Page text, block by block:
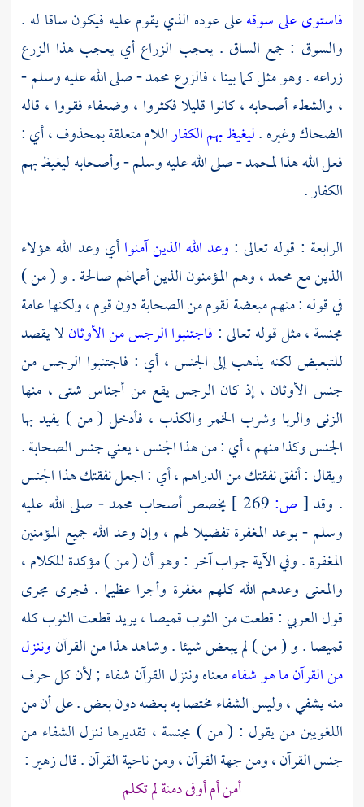
فاستوى على سوقهعلى عوده الذي يقوم عليه فيكون ساقا له .
والسوق : جمع الساق . يعجب الزراع أي يعجب هذا الزرع
زراعه . وهو مثل كما بينا ، فالزرعمحمد- صلى الله عليه وسلم -
، والشطء أصحابه ، كانوا قليلا فكثروا ، وضعفاء فقووا ، قاله
الضحاكوغيره .ليغيظ بهم الكفاراللام متعلقة بمحذوف ، أي :
فعل الله هذالمحمد- صلى الله عليه وسلم - وأصحابه ليغيظ بهم
الكفار .
الرابعة : قوله تعالى : وعد الله الذين آمنواأي وعد الله هؤلاء
الذين معمحمد، وهم المؤمنون الذين أعمالهم صالحة . و ( من )
في قوله : منهم مبعضة لقوم من الصحابة دون قوم ، ولكنها عامة
مجنسة ، مثل قوله تعالى : فاجتنبوا الرجس من الأوثانلا يقصد
للتبعيض لكنه يذهب إلى الجنس ، أي : فاجتنبوا الرجس من
جنس الأوثان ، إذ كان الرجس يقع من أجناس شتى ، منها
الزنى والربا وشرب الخمر والكذب ، فأدخل ( من ) يفيد بها
الجنس وكذا منهم ، أي : من هذا الجنس ، يعني جنس الصحابة .
ويقال : أنفق نفقتك من الدراهم ، أي : اجعل نفقتك هذا الجنس
. وقد[ ص: يخصص أصحاب محمد- صلى الله عليه
وسلم - بوعد المغفرة تفضيلا لهم ، وإن وعد الله جميع المؤمنين
المغفرة . وفي الآية جواب آخر : وهو أن ( من ) مؤكدة للكلام ،
والمعنى وعدهم الله كلهم مغفرة وأجرا عظيما . فجرى مجرى
قول العربي : قطعت من الثوب قميصا ، يريد قطعت الثوب كله
قميصا . و ( من ) لم يبعض شيئا . وشاهد هذا من القرآنوننزل
من القرآن ما هو شفاءمعناه وننزل القرآن شفاء ; لأن كل حرف
منه يشفي ، وليس الشفاء مختصا به بعضه دون بعض . على أن من
اللغويين من يقول : ( من ) مجنسة ، تقديرها ننزل الشفاء من
جنس القرآن ، ومن جهة القرآن ، ومن ناحية القرآن . قالزهير:
أمنأم أوفىدمنة لم تكلم